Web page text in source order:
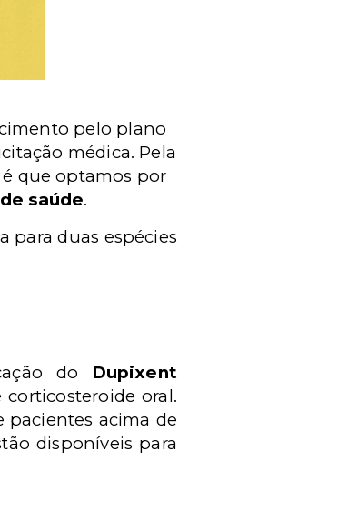
pelo plano
médica. Pela
que optamos por
saúde.
para duas espécies
do
Dupixent
oral.
pacientes acima de
disponíveis para